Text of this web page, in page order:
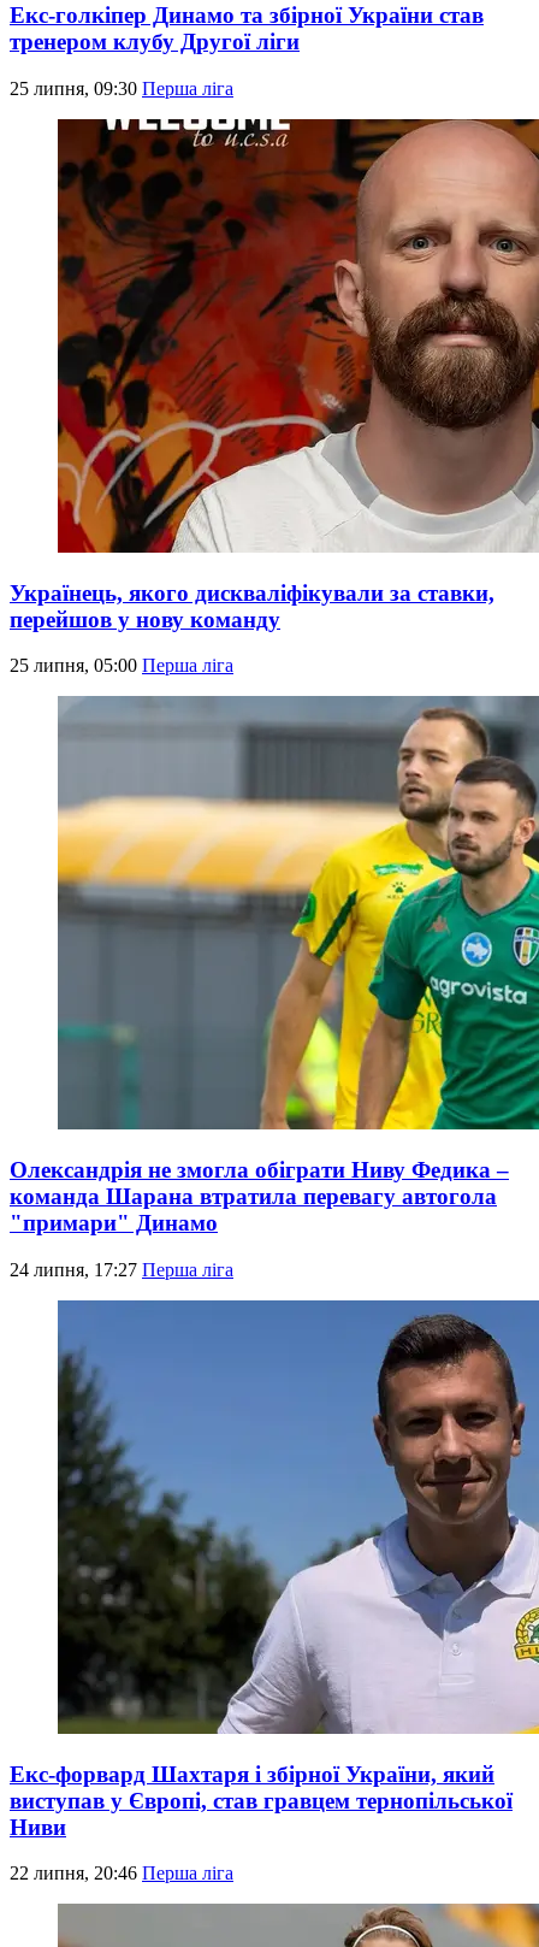
Екс-голкіпер Динамо та збірної України став
тренером клубу Другої ліги
25 липня, 09:30 Перша ліга
Українець, якого дискваліфікували за ставки,
перейшов у нову команду
25 липня, 05:00 Перша ліга
Олександрія не змогла обіграти Ниву Федика –
команда Шарана втратила перевагу автогола
"примари" Динамо
24 липня, 17:27 Перша ліга
Екс-форвард Шахтаря і збірної України, який
виступав у Європі, став гравцем тернопільської
Ниви
22 липня, 20:46 Перша ліга